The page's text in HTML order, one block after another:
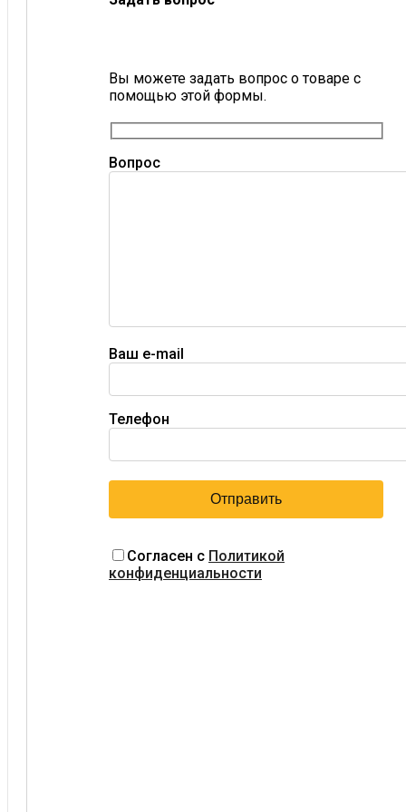
Вы можете задать вопрос о товаре с
помощью этой формы.
Вопрос
Ваш e-mail
Телефон
Согласен с Политикой
конфиденциальности